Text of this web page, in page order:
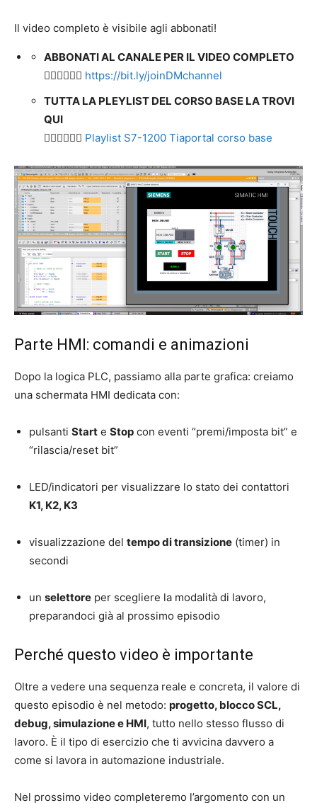
Il video completo è visibile agli abbonati!
ABBONATI AL CANALE PER IL VIDEO COMPLETO
👉🏻👉🏻👉🏻 https://bit.ly/joinDMchannel
TUTTA LA PLEYLIST DEL CORSO BASE LA TROVI
QUI
👉🏻👉🏻👉🏻 Playlist S7-1200 Tiaportal corso base
Parte HMI: comandi e animazioni
Dopo la logica PLC, passiamo alla parte grafica: creiamo
una schermata HMI dedicata con:
pulsanti Start e Stop con eventi “premi/imposta bit” e
“rilascia/reset bit”
LED/indicatori per visualizzare lo stato dei contattori
K1, K2, K3
visualizzazione del tempo di transizione (timer) in
secondi
un selettore per scegliere la modalità di lavoro,
preparandoci già al prossimo episodio
Perché questo video è importante
Oltre a vedere una sequenza reale e concreta, il valore di
questo episodio è nel metodo: progetto, blocco SCL,
debug, simulazione e HMI, tutto nello stesso flusso di
lavoro. È il tipo di esercizio che ti avvicina davvero a
come si lavora in automazione industriale.
Nel prossimo video completeremo l’argomento con un